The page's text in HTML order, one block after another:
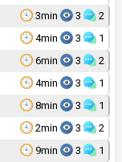
3min
3 2
4min
3 1
6min
3 2
4min
3 1
8min
3 1
2min
3 2
9min
3 1